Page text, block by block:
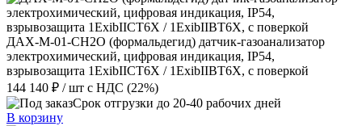
ДАХ-М-01-CH2O (формальдегид) датчик-газоанализатор
электрохимический, цифровая индикация, IP54,
взрывозащита 1ExibIICT6X / 1ExibIIBT6X, с поверкой
144 140 ₽ / шт с НДС (22%)
Срок отгрузки до 20-40 рабочих дней
В корзину